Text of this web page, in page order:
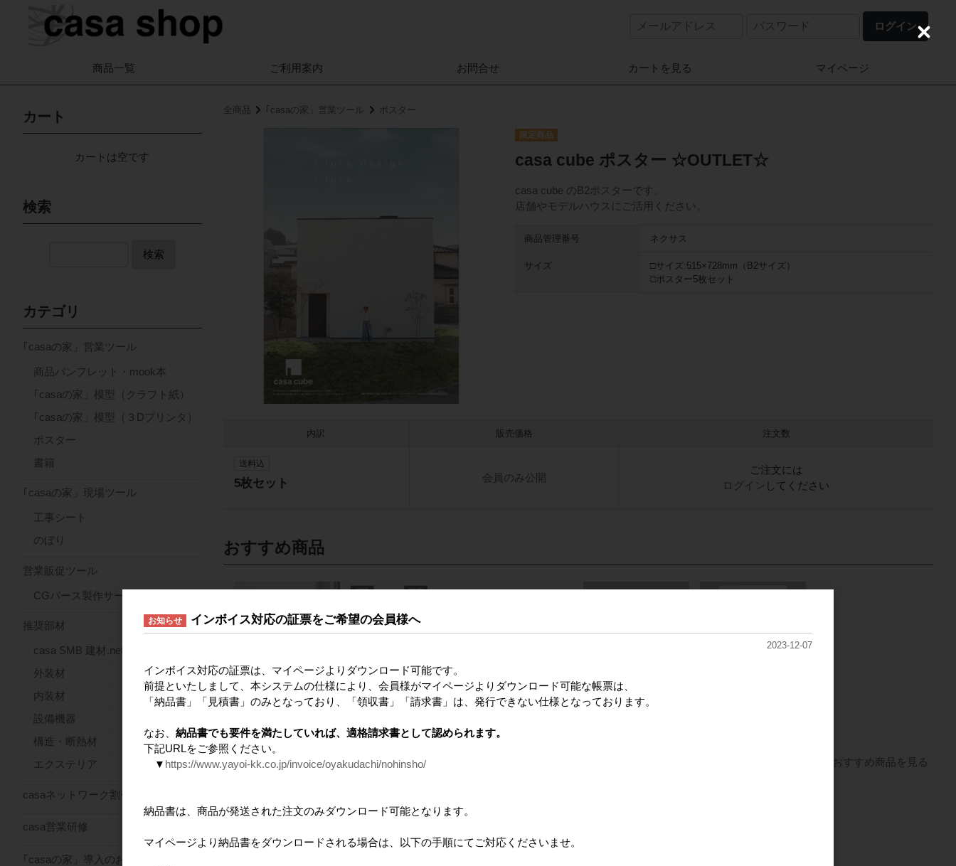
ログイン
商品一覧 ご利用案内 お問合せ カートを見る マイページ
全商品 ｢casaの家」営業ツール ポスター
casa cube ポスター ☆OUTLET☆
casa cube のB2ポスターです。
店舗やモデルハウスにご活用ください。
商品管理番号 ネクサス
サイズ
□サイズ:515×728mm（B2サイズ）
□ポスター5枚セット
内訳 販売価格 注文数
送料込
5枚セット 会員のみ公開
ご注文には
ログイン してください
おすすめ商品
design casa クラフト模
選べる！５枚セット
CGパース製作サービス bud brand Tシャツ
すべてのおすすめ商品を見る
カート
カートは空です
検索
検索
カテゴリ
｢casaの家」営業ツール
商品パンフレット・mook本
｢casaの家」模型（クラフト紙）
｢casaの家」模型（３Dプリンタ）
ポスター
書籍
｢casaの家」現場ツール
工事シート
のぼり
営業販促ツール
CGパース製作サービス
推奨部材
casa SMB 建材.net
外装材
内装材
設備機器
構造・断熱材
エクステリア
casaネットワーク割引サービス
casa営業研修
｢casaの家」導入のお問合せ
お知らせ インボイス対応の証票をご希望の会員様へ
2023-12-07
インボイス対応の証票は、マイページよりダウンロード可能です。
前提といたしまして、本システムの仕様により、会員様がマイページよりダウンロード可能な帳票は、
「納品書」「見積書」のみとなっており、「領収書」「請求書」は、発行できない仕様となっております。
なお、 納品書でも要件を満たしていれば、適格請求書として認められます。
下記URLをご参照ください。
▼ https://www.yayoi-kk.co.jp/invoice/oyakudachi/nohinsho/
納品書は、商品が発送された注文のみダウンロード可能となります。
マイページより納品書をダウンロードされる場合は、以下の手順にてご対応くださいませ。
C
e